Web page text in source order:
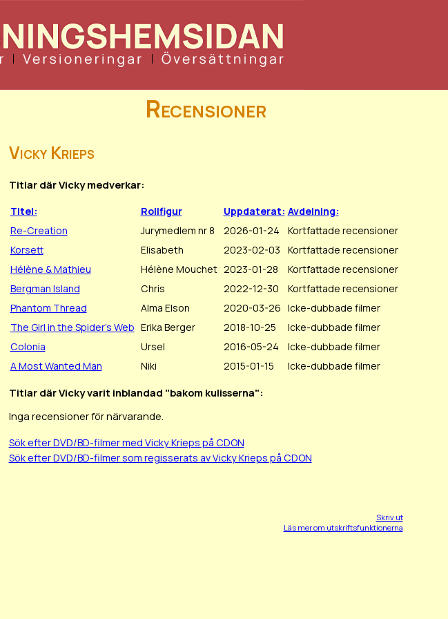
Recensioner
Vicky Krieps
Titlar där Vicky medverkar:
Titel: Rollfigur Uppdaterat: Avdelning:
Re-Creation
Jurymedlem nr 8 2026-01-24
Kortfattade recensioner
Korsett
Elisabeth 2023-02-03
Kortfattade recensioner
Hélène & Mathieu
Hélène Mouchet 2023-01-28
Kortfattade recensioner
Bergman Island
Chris 2022-12-30
Kortfattade recensioner
Phantom Thread
Alma Elson 2020-03-26 Icke-dubbade filmer
The Girl in the Spider's Web Erika Berger 2018-10-25
Icke-dubbade filmer
Colonia
Ursel 2016-05-24
Icke-dubbade filmer
A Most Wanted Man
Niki 2015-01-15 Icke-dubbade filmer
Titlar där Vicky varit inblandad "bakom kulisserna":
Inga recensioner för närvarande.
Sök efter DVD/BD-filmer med Vicky Krieps på CDON
Sök efter DVD/BD-filmer som regisserats av Vicky Krieps på CDON
Skriv ut
Läs mer om utskriftsfunktionerna